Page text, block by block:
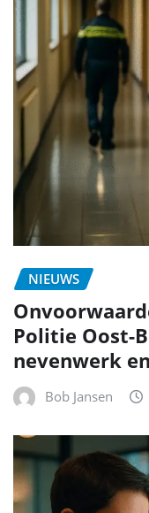
NIEUWS
Politie Oost-
nevenwerk
Bob Jansen